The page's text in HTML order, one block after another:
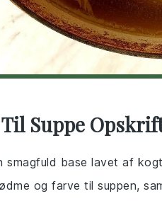
Suppe
smagfuld base lavet af
og farve til suppen,